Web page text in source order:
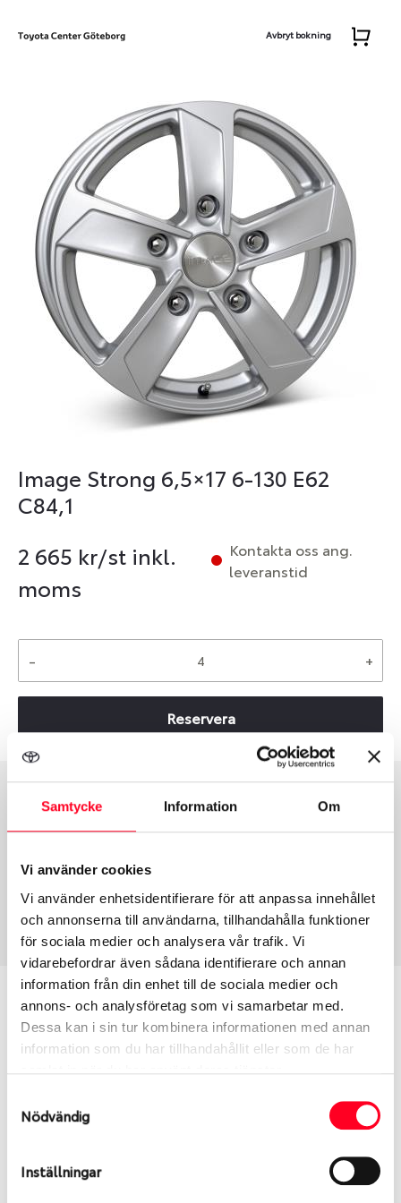
Samtycke Information Om
Vi använder cookies
Vi använder enhetsidentifierare för att anpassa innehållet
och annonserna till användarna, tillhandahålla funktioner
för sociala medier och analysera vår trafik. Vi
vidarebefordrar även sådana identifierare och annan
information från din enhet till de sociala medier och
annons- och analysföretag som vi samarbetar med.
Dessa kan i sin tur kombinera informationen med annan
information som du har tillhandahållit eller som de har
Nödvändig
Inställningar
Avbryt bokning
Image Strong 6,5×17 6-130 E62
C84,1
2 665 kr/st inkl.
moms
Kontakta oss ang.
leveranstid
- +
Reservera
Group
Fälg PV/C LM
Tum
17
62
Centre Diameter
130
Art nummer
7685
Passar denna fälg min bil?
Ange registreringsnummer för att se om den fälg
Ibland kan fälgen ha bytts ut under årens lopp och
inte vara samma dimension som bilen hade ut från